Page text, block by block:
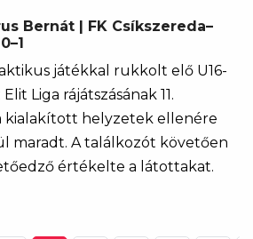
Bernát | FK Csíkszereda–
játékkal rukkolt elő U16-
Liga rájátszásának 11.
kialakított helyzetek ellenére
maradt. A találkozót követően
értékelte a látottakat.